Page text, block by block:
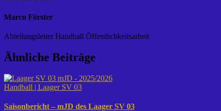
Marco Förster
Abteilungsleiter Handball Öffentlichkeitsarbeit
Ähnliche Beiträge
Handball | Laager SV 03
Saisonbericht – mJD des Laager SV 03